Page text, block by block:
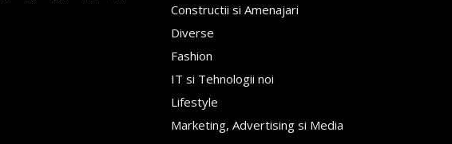
Constructii si Amenajari
Diverse
Fashion
IT si Tehnologii noi
Lifestyle
Marketing, Advertising si Media